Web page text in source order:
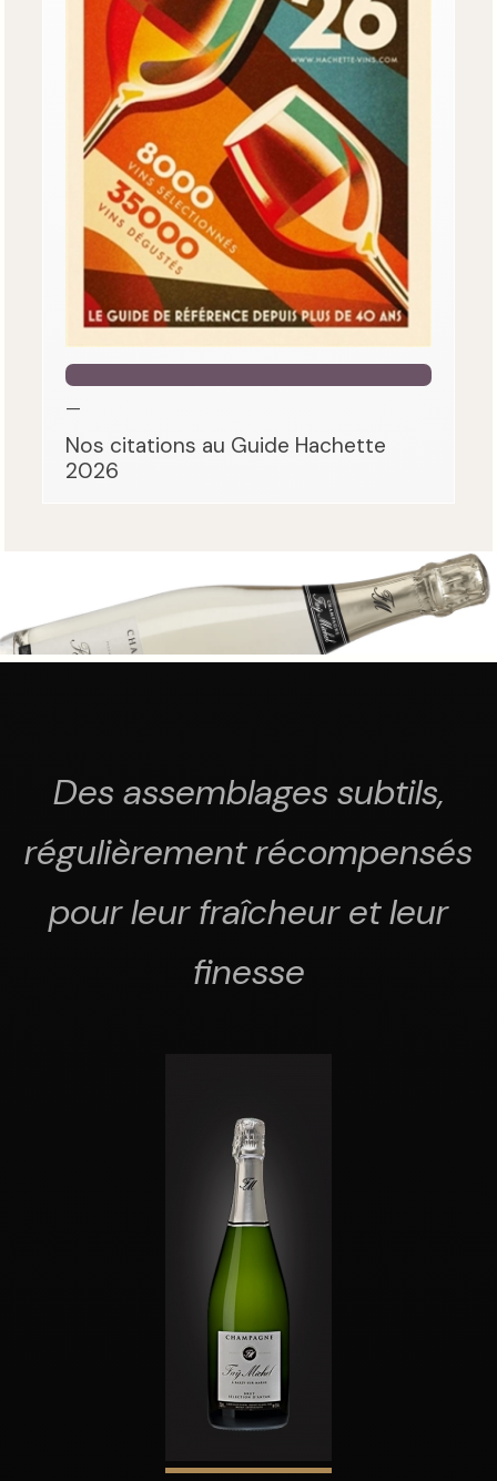
—
Nos citations au Guide Hachette
2026
Des assemblages subtils,
régulièrement récompensés
pour leur fraîcheur et leur
finesse